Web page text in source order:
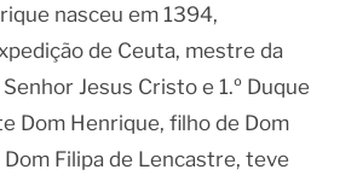
nasceu em 1394,
de Ceuta, mestre da
Jesus Cristo e 1.º Duque
Dom Henrique, filho de Dom
Dom Filipa de Lencastre, teve